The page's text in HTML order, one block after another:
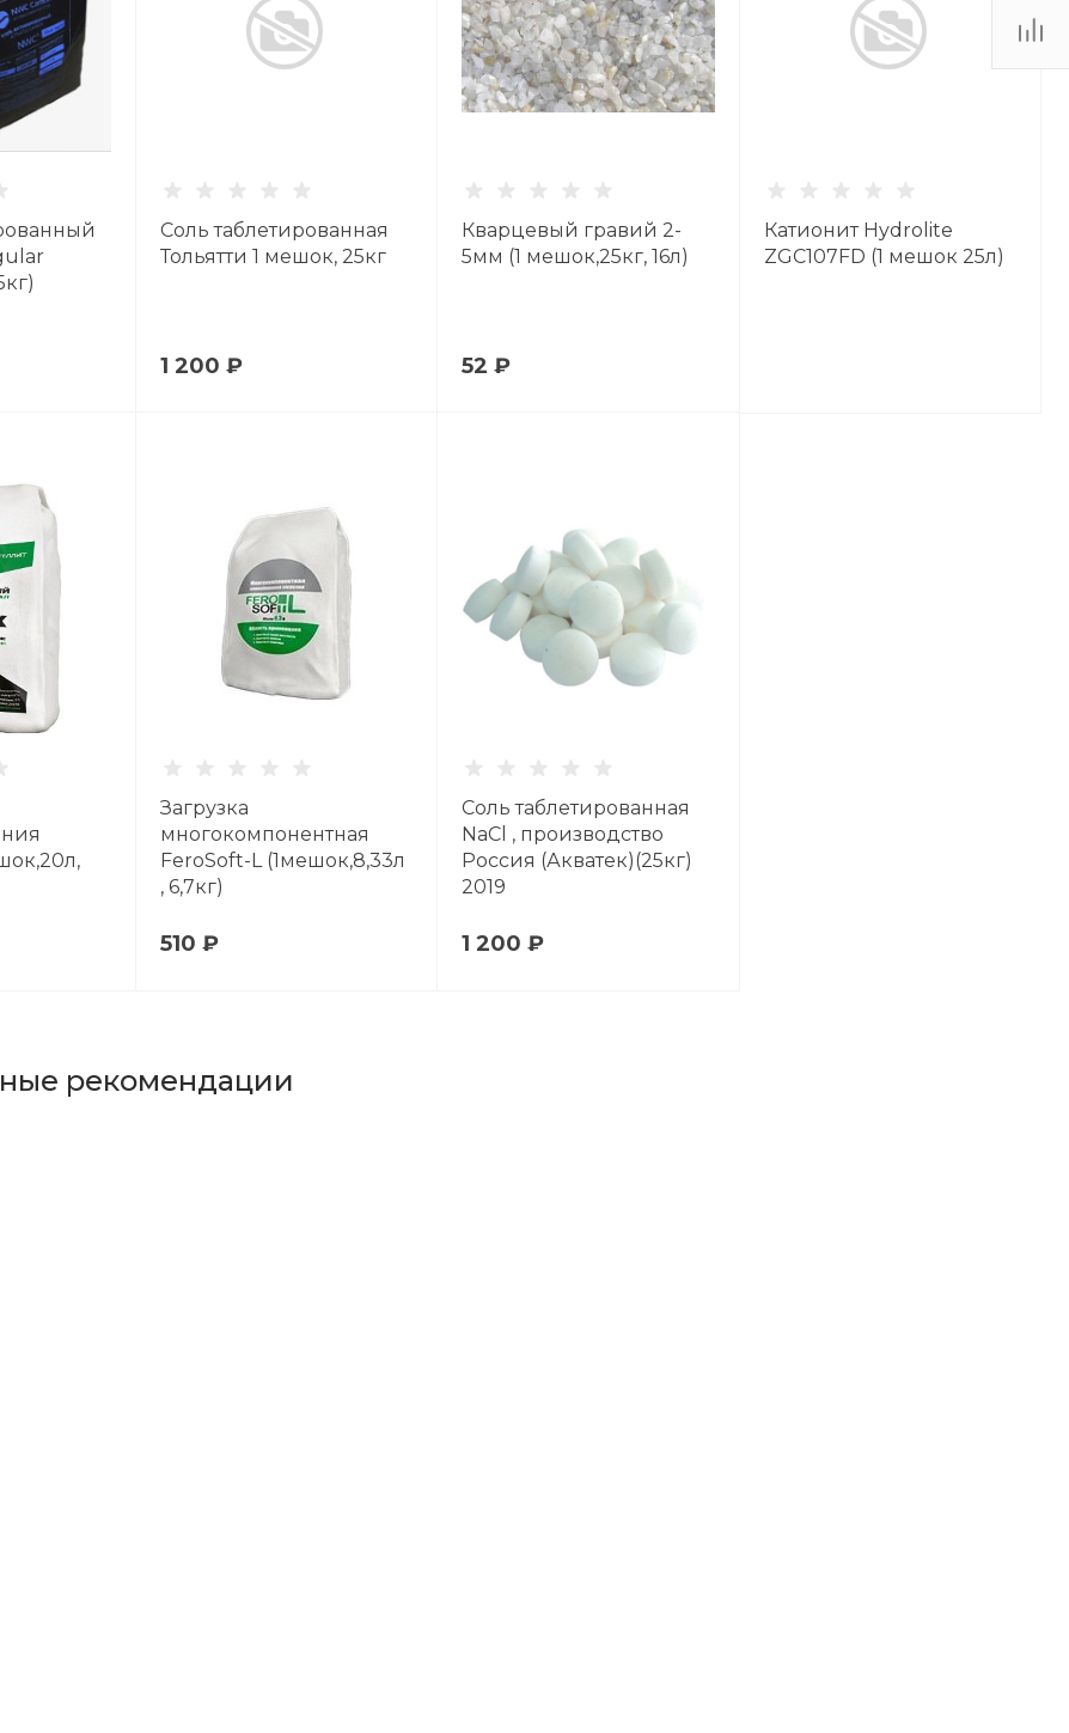
Соль таблетированная
Тольятти 1 мешок, 25кг
1 200 ₽
Кварцевый гравий 2-
5мм (1 мешок,25кг, 16л)
52 ₽
Катионит Hydrolite
ZGC107FD (1 мешок 25л)
Загрузка
многокомпонентная
FeroSoft-L (1мешок,8,33л
, 6,7кг)
510 ₽
Соль таблетированная
NaCl , производство
Россия (Акватек)(25кг)
2019
1 200 ₽
рекомендации